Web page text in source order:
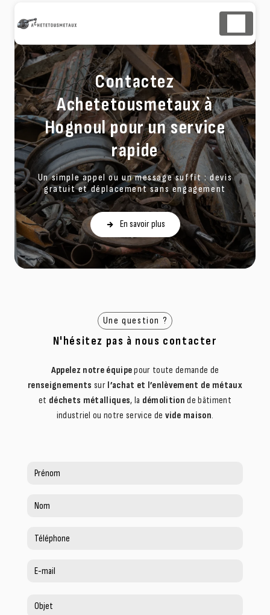
Contactez
Achetetousmetaux à
Hognoul pour un service
rapide
Un simple appel ou un message suffit : devis
gratuit et déplacement sans engagement
En savoir plus
Une question ?
N'hésitez pas à nous contacter
Appelez notre équipepour toute demande de
renseignements sur l’achat et l’enlèvement de métaux
et déchets métalliques, la démolition de bâtiment
industriel ou notre service de vide maison.